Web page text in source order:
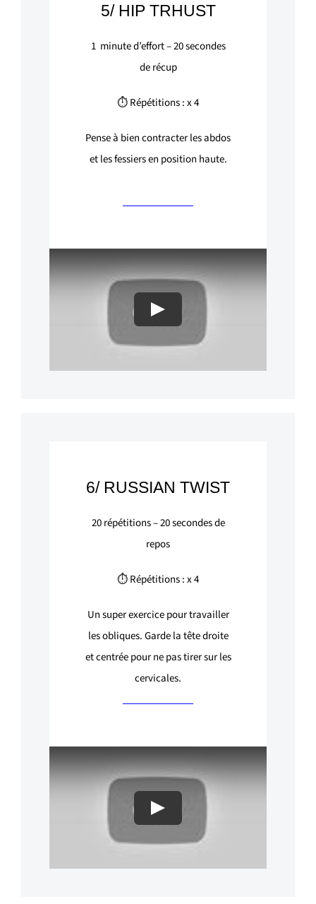
5/ HIP TRHUST
1minute d’effort –20secondes
de récup
⏱ Répétitions : x 4
Pense à bien contracter les abdos
et les fessiers en position haute.
Play
6/ RUSSIAN TWIST
20répétitions –20secondes de
repos
⏱ Répétitions : x 4
Un super exercice pour travailler
les obliques. Garde la tête droite
et centrée pour ne pas tirer sur les
cervicales.
Play